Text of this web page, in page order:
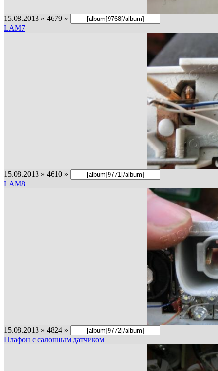
15.08.2013 » 4679 »
LAM7
15.08.2013 » 4610 »
LAM8
15.08.2013 » 4824 »
Плафон с салонным датчиком